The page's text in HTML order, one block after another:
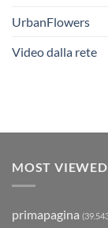
UrbanFlowers
Video dalla rete
MOST
primapagina